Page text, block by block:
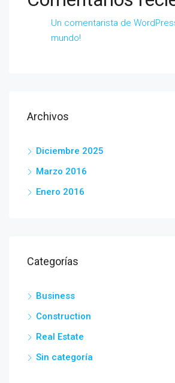
Un comentarista de
mundo!
Archivos
Diciembre 2025
Marzo 2016
Enero 2016
Categorías
Business
Construction
Real Estate
Sin categoría